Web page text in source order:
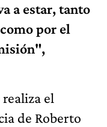
a estar, tanto
por el
el
de Roberto